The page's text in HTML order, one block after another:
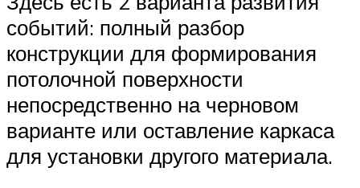
событий: полный разбор
конструкции для формирования
потолочной поверхности
непосредственно на черновом
варианте или оставление каркаса
для установки другого материала.